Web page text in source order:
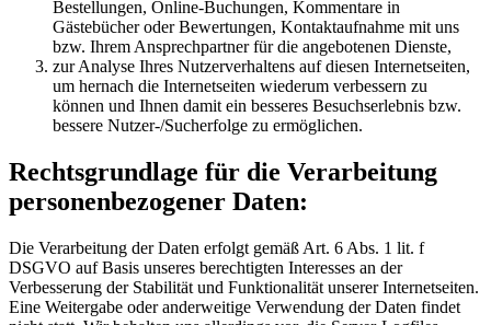
Bestellungen, Online-Buchungen, Kommentare in
Gästebücher oder Bewertungen, Kontaktaufnahme mit uns
bzw. Ihrem Ansprechpartner für die angebotenen Dienste,
zur Analyse Ihres Nutzerverhaltens auf diesen Internetseiten,
um hernach die Internetseiten wiederum verbessern zu
können und Ihnen damit ein besseres Besuchserlebnis bzw.
bessere Nutzer-/Sucherfolge zu ermöglichen.
Rechtsgrundlage für die Verarbeitung
personenbezogener Daten:
Die Verarbeitung der Daten erfolgt gemäß Art. 6 Abs. 1 lit. f
DSGVO auf Basis unseres berechtigten Interesses an der
Verbesserung der Stabilität und Funktionalität unserer Internetseiten.
Eine Weitergabe oder anderweitige Verwendung der Daten findet